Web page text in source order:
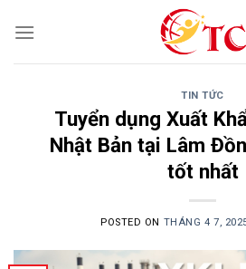
TIN TỨC
Tuyển dụng Xuất
Nhật Bản tại Lâm
tốt nhất
POSTED ON THÁNG 4 7,